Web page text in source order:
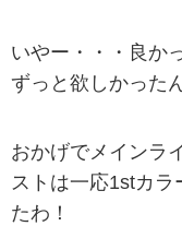
いやー・・・良か
ずっと欲しかった
おかげでメインラ
ストは一応1stカラ
たわ！